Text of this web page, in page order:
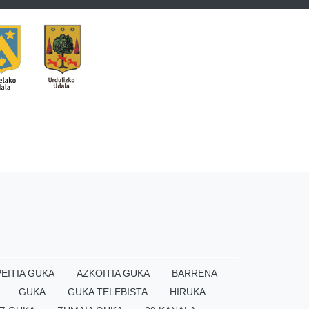
GUKA AZKOITIA GUKA
BARRENA
GUKA GUKA TELEBISTA
HIRUKA